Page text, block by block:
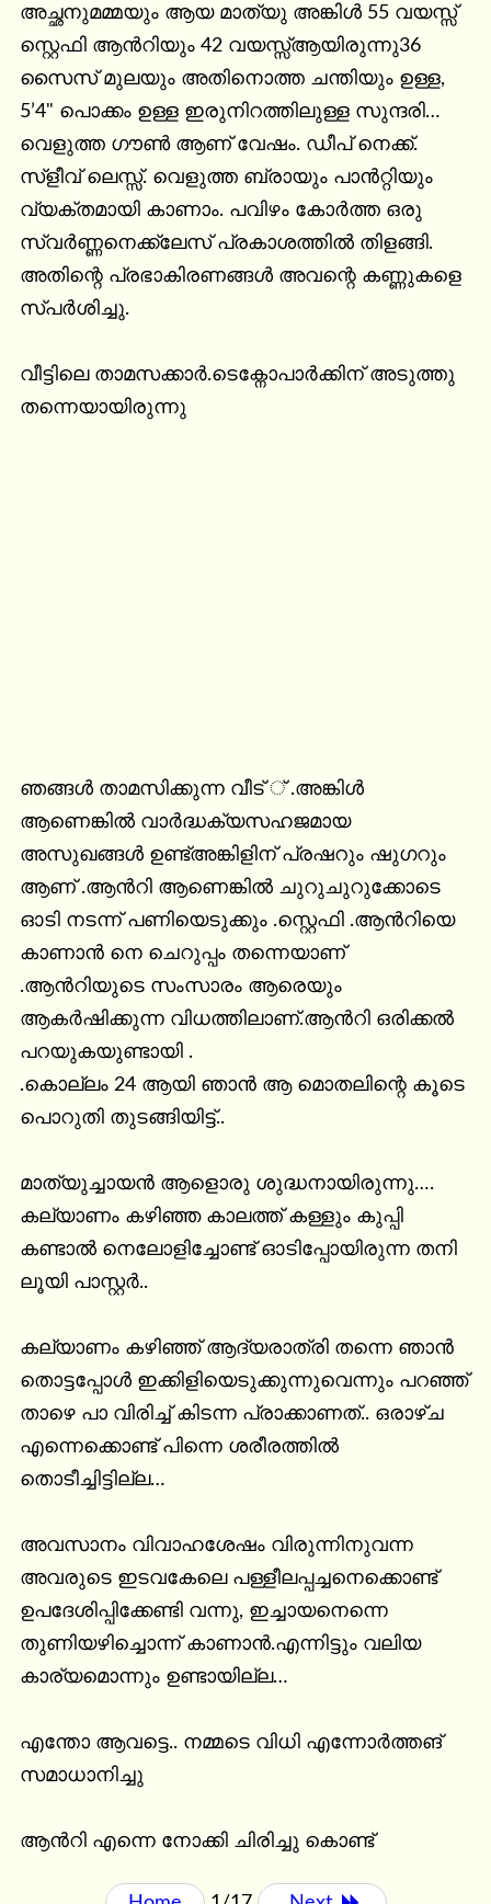
അച്ഛനുമമ്മയും ആയ മാത്യു അങ്കിൾ 55 വയസ്സ്
സ്റ്റെഫി ആൻറിയും 42 വയസ്സ്ആയിരുന്നു36
സൈസ് മുലയും അതിനൊത്ത ചന്തിയും ഉള്ള,
5’4" പൊക്കം ഉള്ള ഇരുനിറത്തിലുള്ള സുന്ദരി…
വെളുത്ത ഗൗൺ ആണ് വേഷം. ഡീപ് നെക്ക്.
സ്ളീവ് ലെസ്സ്. വെളുത്ത ബ്രായും പാൻറ്റിയും
വ്യക്തമായി കാണാം. പവിഴം കോർത്ത ഒരു
സ്വർണ്ണനെക്ക്ലേസ് പ്രകാശത്തിൽ തിളങ്ങി.
അതിന്റെ പ്രഭാകിരണങ്ങൾ അവന്റെ കണ്ണുകളെ
സ്പർശിച്ചു.
വീട്ടിലെ താമസക്കാർ.ടെക്നോപാർക്കിന് അടുത്തു
തന്നെയായിരുന്നു
ഞങ്ങൾ താമസിക്കുന്ന വീട് ് .അങ്കിൾ
ആണെങ്കിൽ വാർദ്ധക്യസഹജമായ
അസുഖങ്ങൾ ഉണ്ട്അങ്കിളിന് പ്രഷറും ഷുഗറും
ആണ് .ആൻറി ആണെങ്കിൽ ചുറുചുറുക്കോടെ
ഓടി നടന്ന് പണിയെടുക്കും .സ്റ്റെഫി .ആൻറിയെ
കാണാൻ നെ ചെറുപ്പം തന്നെയാണ്
.ആൻറിയുടെ സംസാരം ആരെയും
ആകർഷിക്കുന്ന വിധത്തിലാണ്.ആൻറി ഒരിക്കൽ
പറയുകയുണ്ടായി .
.കൊല്ലം 24 ആയി ഞാൻ ആ മൊതലിന്റെ കൂടെ
പൊറുതി തുടങ്ങിയിട്ട്..
മാത്യുച്ചായൻ ആളൊരു ശുദ്ധനായിരുന്നു….
കല്യാണം കഴിഞ്ഞ കാലത്ത് കള്ളും കുപ്പി
കണ്ടാൽ നെലോളിച്ചോണ്ട് ഓടിപ്പോയിരുന്ന തനി
ലൂയി പാസ്റ്റർ..
കല്യാണം കഴിഞ്ഞ് ആദ്യരാത്രി തന്നെ ഞാൻ
തൊട്ടപ്പോൾ ഇക്കിളിയെടുക്കുന്നുവെന്നും പറഞ്ഞ്
താഴെ പാ വിരിച്ച് കിടന്ന പ്രാക്കാണത്.. ഒരാഴ്ച
എന്നെക്കൊണ്ട് പിന്നെ ശരീരത്തിൽ
തൊടീച്ചിട്ടില്ല…
അവസാനം വിവാഹശേഷം വിരുന്നിനുവന്ന
അവരുടെ ഇടവകേലെ പള്ളീലപ്പച്ചനെക്കൊണ്ട്
ഉപദേശിപ്പിക്കേണ്ടി വന്നു, ഇച്ചായനെന്നെ
തുണിയഴിച്ചൊന്ന് കാണാൻ.എന്നിട്ടും വലിയ
കാര്യമൊന്നും ഉണ്ടായില്ല…
എന്തോ ആവട്ടെ.. നമ്മടെ വിധി എന്നോർത്തങ്
സമാധാനിച്ചു
ആൻറി എന്നെ നോക്കി ചിരിച്ചു കൊണ്ട്